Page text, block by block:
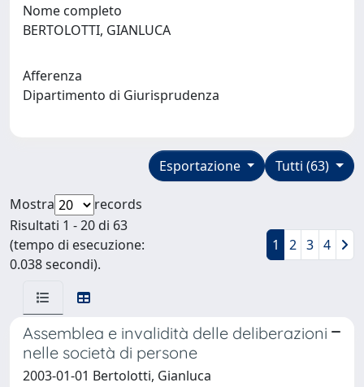
Nome completo
BERTOLOTTI, GIANLUCA
Afferenza
Dipartimento di Giurisprudenza
Tutti (63)
Esportazione
Mostra
records
Risultati 1 - 20 di 63
(tempo di esecuzione:
0.038 secondi).
1 2 3 4
Assemblea e invalidità delle deliberazioni
nelle società di persone
2003-01-01 Bertolotti, Gianluca